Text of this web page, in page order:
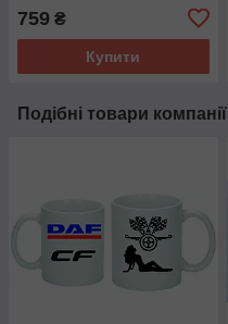
759 ₴
Купити
Подібні товари компанії